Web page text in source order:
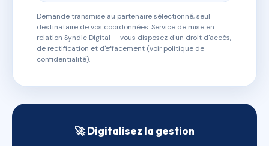
Demande transmise au partenaire sélectionné, seul
destinataire de vos coordonnées. Service de mise en
relation Syndic Digital — vous disposez d'un droit d'accès,
de rectification et d'effacement (voir politique de
confidentialité).
🚀 Digitalisez la gestion